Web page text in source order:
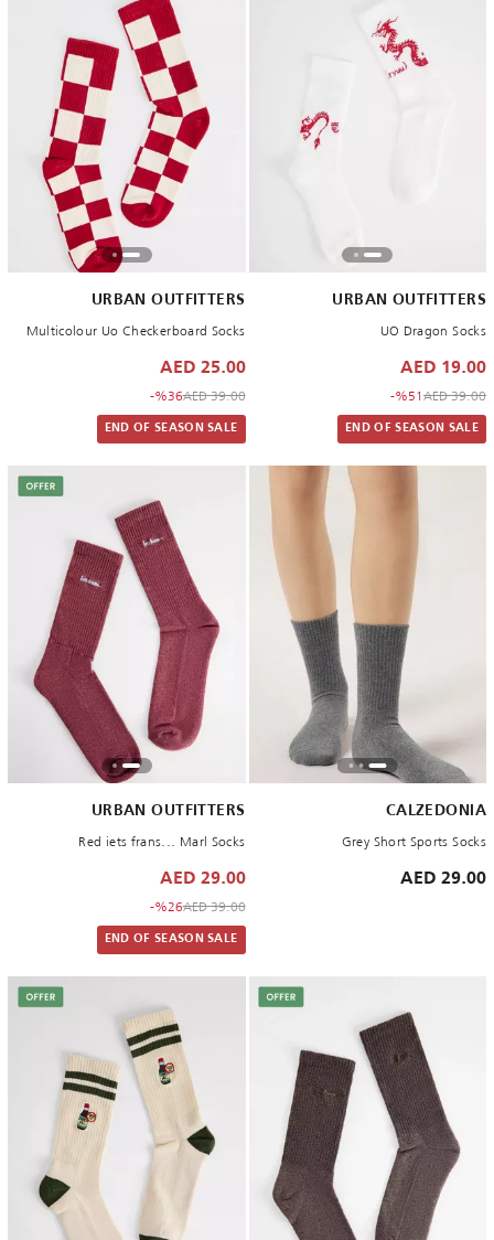
URBAN OUTFITTERS
UO Dragon Socks
19.00 AED
Price reduced from
39.00 AED
to 19.00 AED
%51-
END OF SEASON SALE
URBAN OUTFITTERS
Multicolour Uo Checkerboard Socks
25.00 AED
Price reduced from
39.00 AED
to 25.00 AED
%36-
END OF SEASON SALE
CALZEDONIA
Grey Short Sports Socks
29.00 AED
URBAN OUTFITTERS
Red iets frans... Marl Socks
29.00 AED
Price reduced from
39.00 AED
to 29.00 AED
%26-
END OF SEASON SALE